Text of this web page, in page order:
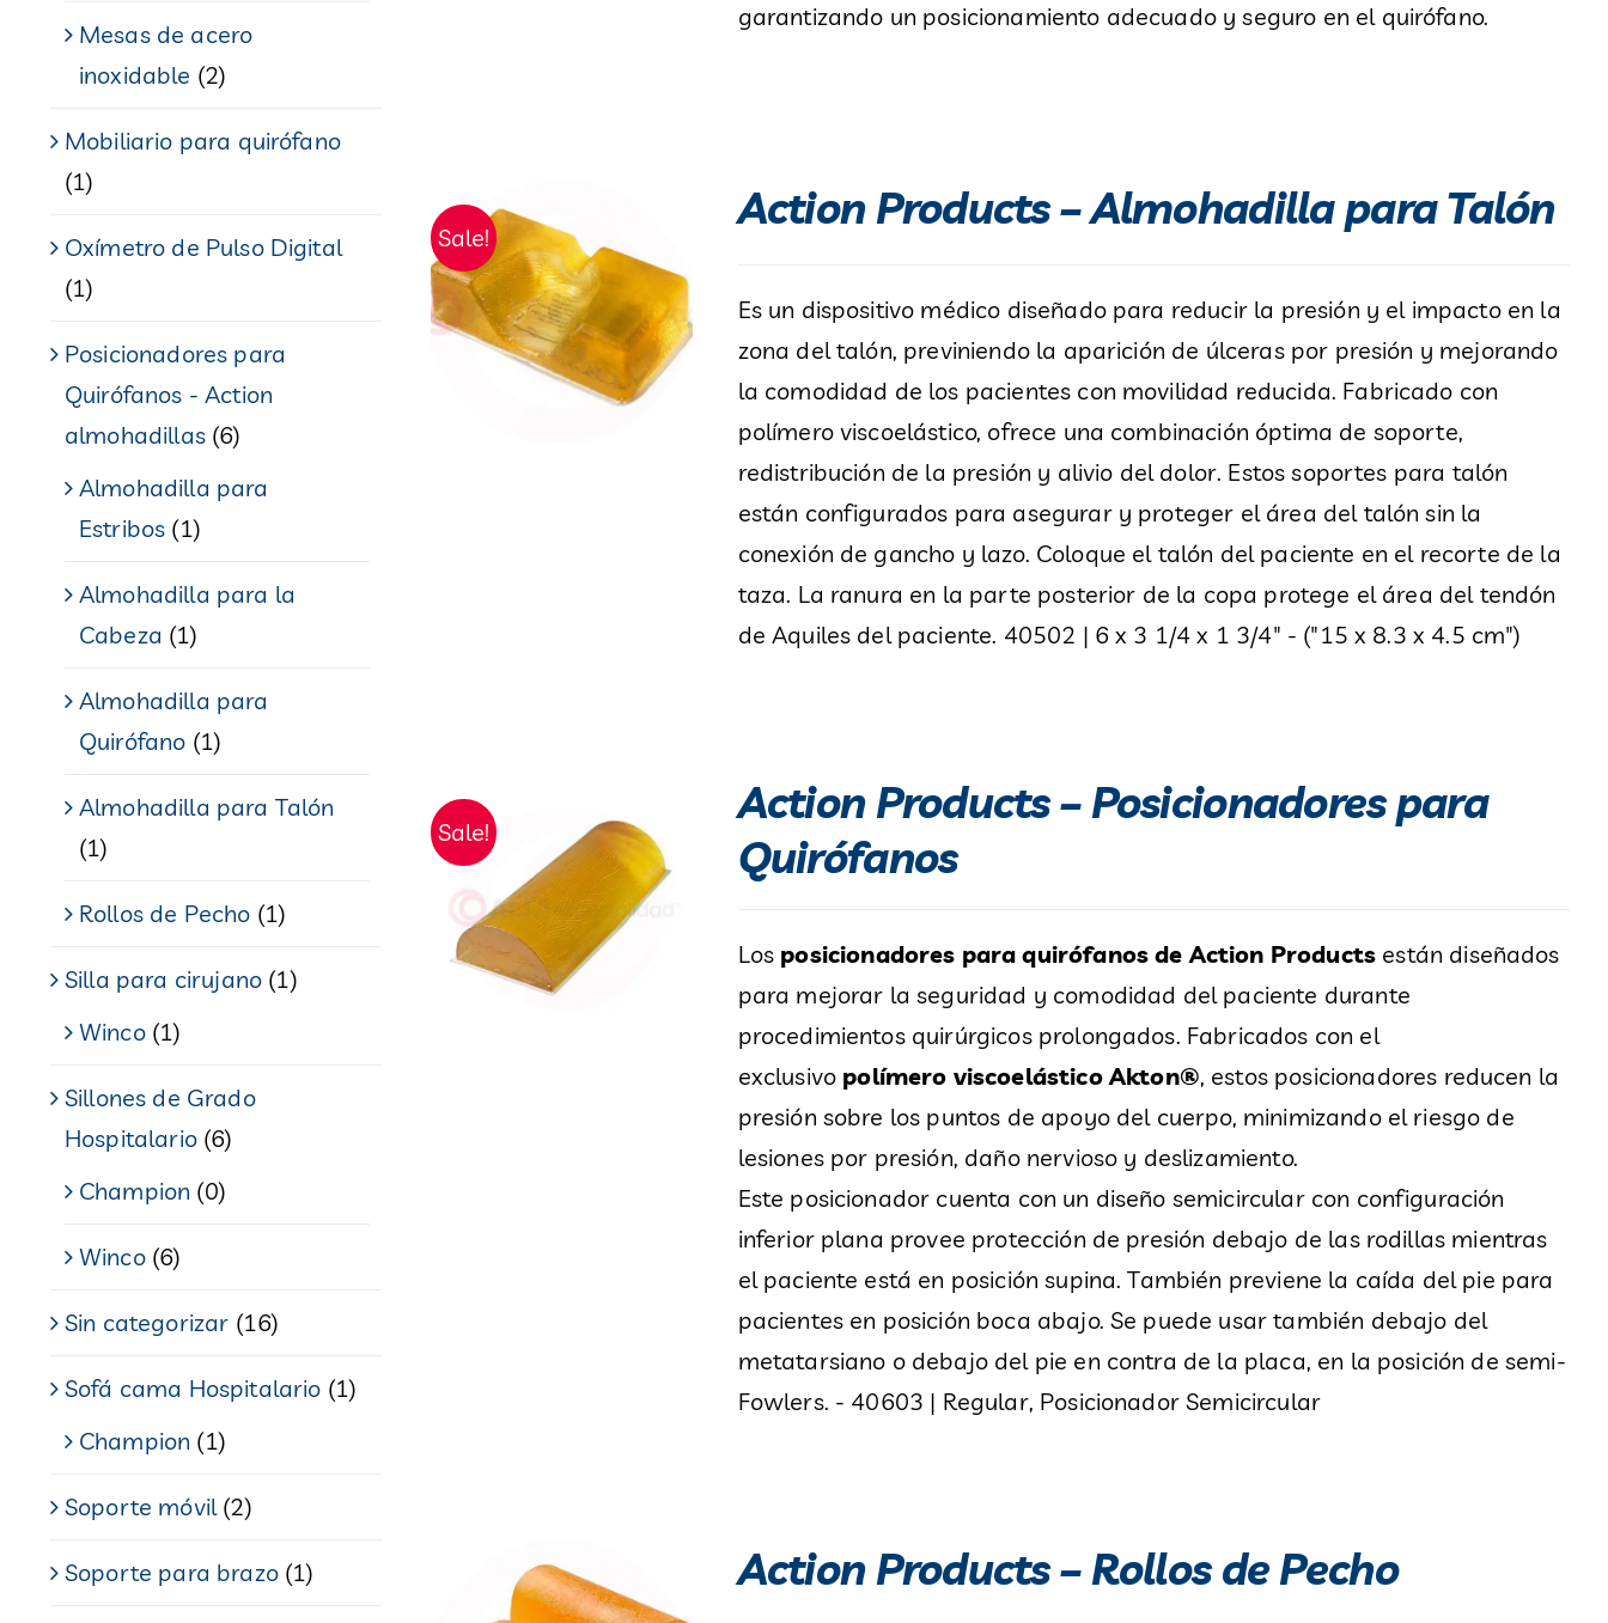
Mesas de acero
inoxidable (2)
Mobiliario para quirófano
(1)
Oxímetro de Pulso Digital
(1)
Posicionadores para
Quirófanos - Action
almohadillas (6)
Almohadilla para
Estribos (1)
Almohadilla para la
Cabeza (1)
Almohadilla para
Quirófano (1)
Almohadilla para Talón
(1)
Rollos de Pecho (1)
Silla para cirujano (1)
Winco (1)
Sillones de Grado
Hospitalario (6)
Champion (0)
Winco (6)
Sin categorizar (16)
Sofá cama Hospitalario (1)
Champion (1)
Soporte móvil (2)
Soporte para brazo (1)
garantizando un posicionamiento adecuado y seguro en el quirófano.
Sale!
Action Products – Almohadilla para Talón
Es un dispositivo médico diseñado para reducir la presión y el impacto en la
zona del talón, previniendo la aparición de úlceras por presión y mejorando
la comodidad de los pacientes con movilidad reducida. Fabricado con
polímero viscoelástico, ofrece una combinación óptima de soporte,
redistribución de la presión y alivio del dolor. Estos soportes para talón
están configurados para asegurar y proteger el área del talón sin la
conexión de gancho y lazo. Coloque el talón del paciente en el recorte de la
taza. La ranura en la parte posterior de la copa protege el área del tendón
de Aquiles del paciente. 40502 | 6 x 3 1/4 x 1 3/4" - ("15 x 8.3 x 4.5 cm")
Sale!
Action Products – Posicionadores para
Quirófanos
Los posicionadores para quirófanos de Action Products están diseñados
para mejorar la seguridad y comodidad del paciente durante
procedimientos quirúrgicos prolongados. Fabricados con el
exclusivo polímero viscoelástico Akton®, estos posicionadores reducen la
presión sobre los puntos de apoyo del cuerpo, minimizando el riesgo de
lesiones por presión, daño nervioso y deslizamiento.
Este posicionador cuenta con un diseño semicircular con configuración
inferior plana provee protección de presión debajo de las rodillas mientras
el paciente está en posición supina. También previene la caída del pie para
pacientes en posición boca abajo. Se puede usar también debajo del
metatarsiano o debajo del pie en contra de la placa, en la posición de semi-
Fowlers. - 40603 | Regular, Posicionador Semicircular
Action Products – Rollos de Pecho